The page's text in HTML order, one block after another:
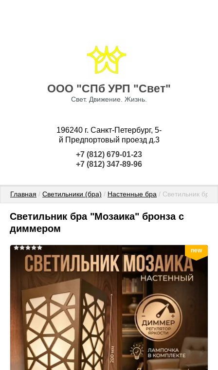
ООО "СПб УРП "Свет"
Свет. Движение. Жизнь.
+7 (812) 679-01-23
+7 (812) 347-89-96
196240 г. Санкт-Петербург, 5-
й Предпортовый проезд д.3
Главная / Светильники (бра) / Настенные бра / Светильник бра
Светильник бра "Мозаика" бронза с
диммером
new